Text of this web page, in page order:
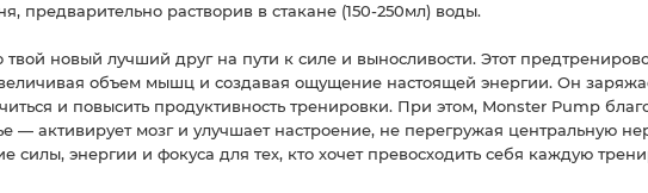
предварительно растворив в стакане (150-250мл) воды.
новый лучший друг на пути к силе и выносливости. Этот
объем мышц и создавая ощущение настоящей энергии. Он
и повысить продуктивность тренировки. При этом, Monster Pump
— активирует мозг и улучшает настроение, не перегружая центральную
силы, энергии и фокуса для тех, кто хочет превосходить себя каждую